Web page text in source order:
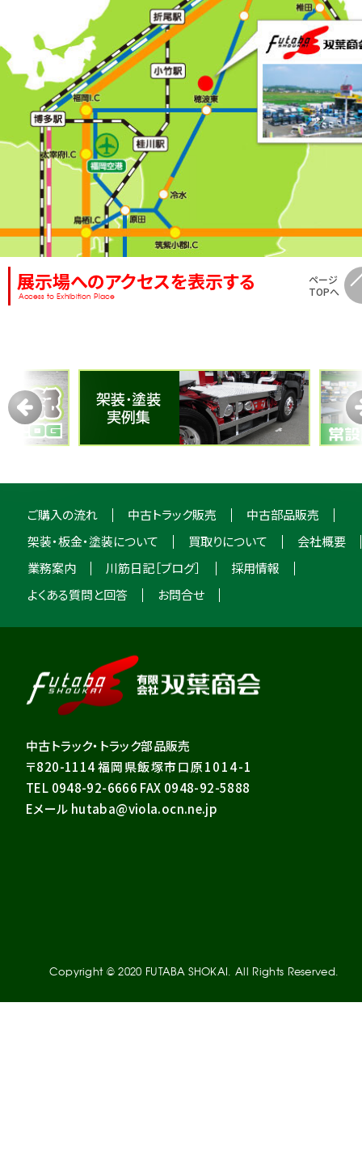
展示場へのアクセスを表示する
Access to Exhibition Place
ページ
TOPへ
ご購入の流れ 中古トラック販売
中古部品販売
架装・板金・塗装について
買取りについて
会社概要
業務案内
川筋日記［ブログ］
採用情報
よくある質問と回答
お問合せ
中古トラック・トラック部品販売
〒820-1114福岡県飯塚市口原1014-1
TEL 0948-92-6666 FAX 0948-92-5888
Eメール hutaba@viola.ocn.ne.jp
Copyright © 2020 FUTABA SHOKAI. All Rights Reserved.